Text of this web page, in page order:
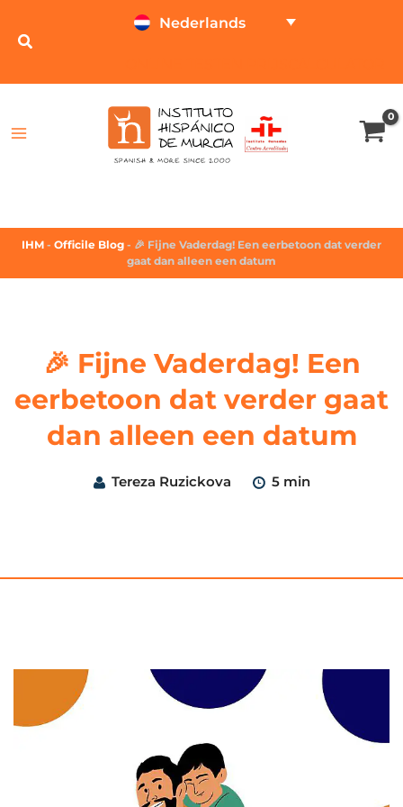
Nederlands
IHM - Officile Blog - 🎉 Fijne Vaderdag! Een eerbetoon dat verder
gaat dan alleen een datum
🎉 Fijne Vaderdag! Een
eerbetoon dat verder gaat
dan alleen een datum
Tereza Ruzickova 5 min